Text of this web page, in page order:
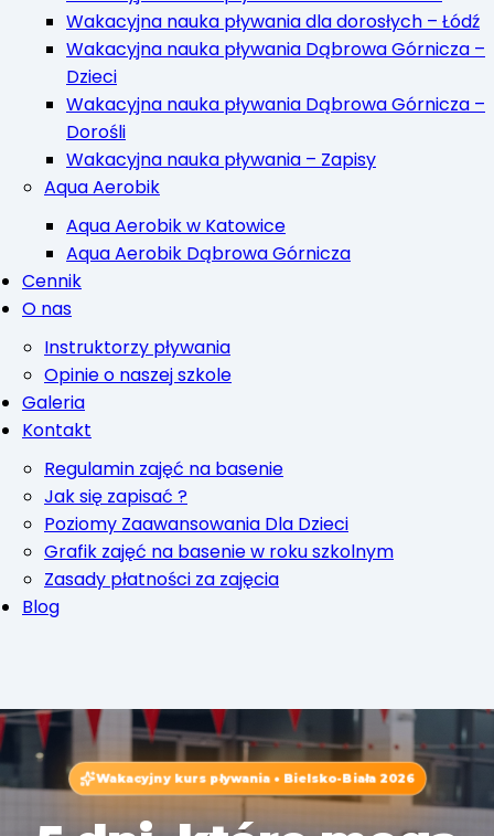
Wakacyjna nauka pływania dla dorosłych – Łódź
Wakacyjna nauka pływania Dąbrowa Górnicza –
Dzieci
Wakacyjna nauka pływania Dąbrowa Górnicza –
Dorośli
Wakacyjna nauka pływania – Zapisy
Aqua Aerobik
Aqua Aerobik w Katowice
Aqua Aerobik Dąbrowa Górnicza
Cennik
O nas
Instruktorzy pływania
Opinie o naszej szkole
Galeria
Kontakt
Regulamin zajęć na basenie
Jak się zapisać ?
Poziomy Zaawansowania Dla Dzieci
Grafik zajęć na basenie w roku szkolnym
Zasady płatności za zajęcia
Blog
Wakacyjny kurs pływania • Bielsko-Biała 2026